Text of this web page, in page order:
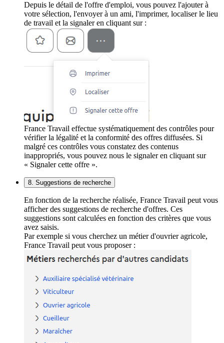
Depuis le détail de l'offre d'emploi, vous pouvez l'ajouter à
votre sélection, l'envoyer à un ami, l'imprimer, localiser le lieu
de travail et la signaler en cliquant sur :
France Travail effectue systématiquement des contrôles pour
vérifier la légalité et la conformité des offres diffusées. Si
malgré ces contrôles vous constatez des contenus
inappropriés, vous pouvez nous le signaler en cliquant sur
« Signaler cette offre ».
8. Suggestions de recherche
En fonction de la recherche réalisée, France Travail peut vous
afficher des suggestions de recherche d'offres. Ces
suggestions sont calculées en fonction des critères que vous
avez saisis.
Par exemple si vous cherchez un métier d'ouvrier agricole,
France Travail peut vous proposer :